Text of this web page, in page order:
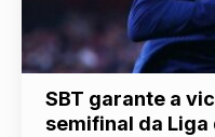
SBT garante a
semifinal da Liga